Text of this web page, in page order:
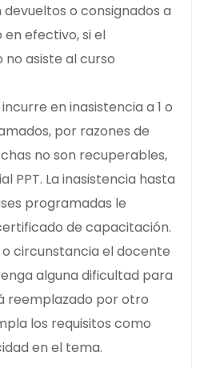
o consignados a
efectivo, si el
asiste al curso
en inasistencia a 1 o
por razones de
no son recuperables,
PPT. La inasistencia hasta
programadas le
de capacitación.
circunstancia el docente
alguna dificultad para
reemplazado por otro
los requisitos como
en el tema.